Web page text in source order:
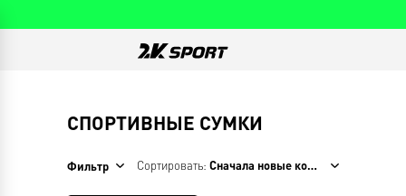
СПОРТИВНЫЕ СУМКИ
Фильтр Сортировать: Сначала новые коллекции